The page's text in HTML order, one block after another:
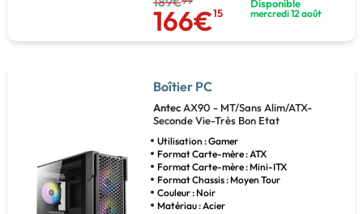
166€15
Disponible
mercredi 12 août
Boîtier PC
Antec AX90 - MT/Sans Alim/ATX-
Seconde Vie-Très Bon Etat
Utilisation : Gamer
Format Carte-mère : ATX
Format Carte-mère : Mini-ITX
Format Chassis : Moyen Tour
Couleur : Noir
Matériau : Acier